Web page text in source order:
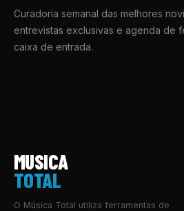
Curadoria semanal das melhores
entrevistas exclusivas e agenda de
caixa de entrada.
MUSICA
TOTAL
O Música Total utiliza ferramentas de